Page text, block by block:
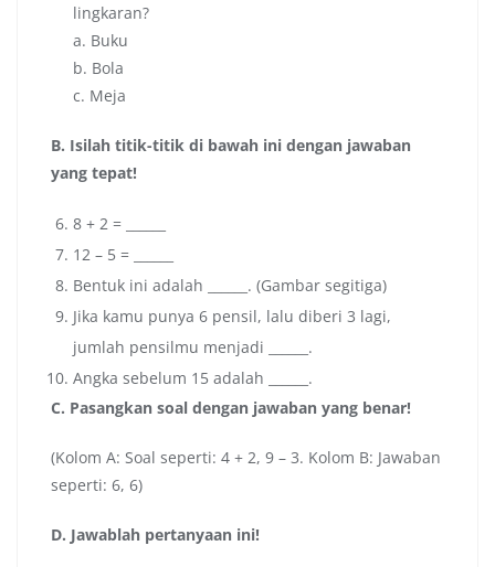
lingkaran?
a. Buku
b. Bola
c. Meja
B. Isilah titik-titik di bawah ini dengan jawaban
yang tepat!
8 + 2 = ______
12 – 5 = ______
Bentuk ini adalah ______. (Gambar segitiga)
Jika kamu punya 6 pensil, lalu diberi 3 lagi,
jumlah pensilmu menjadi ______.
Angka sebelum 15 adalah ______.
C. Pasangkan soal dengan jawaban yang benar!
(Kolom A: Soal seperti: 4 + 2, 9 – 3. Kolom B: Jawaban
seperti: 6, 6)
D. Jawablah pertanyaan ini!